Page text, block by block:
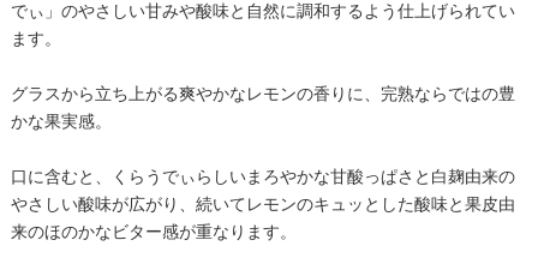
でぃ」のやさしい甘みや酸味と自然に調和するよう仕上げられてい
ます。
グラスから立ち上がる爽やかなレモンの香りに、完熟ならではの豊
かな果実感。
口に含むと、くらうでぃらしいまろやかな甘酸っぱさと白麹由来の
やさしい酸味が広がり、続いてレモンのキュッとした酸味と果皮由
来のほのかなビター感が重なります。